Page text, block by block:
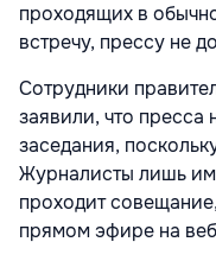
проходящих в
встречу, прессу не
Сотрудники
заявили, что пресса
заседания,
Журналисты лишь
проходит
прямом эфире на